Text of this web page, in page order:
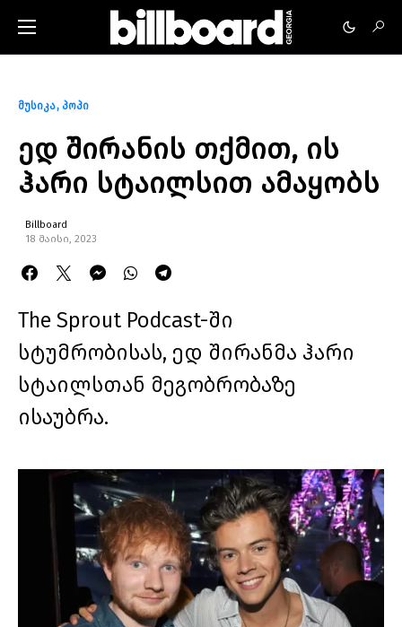
მუსიკა პოპი
ედ შირანის თქმით, ის
ჰარი სტაილსით ამაყობს
Billboard
18 მაისი, 2023
The Sprout Podcast-ში
სტუმრობისას, ედ შირანმა ჰარი
სტაილსთან მეგობრობაზე
ისაუბრა.